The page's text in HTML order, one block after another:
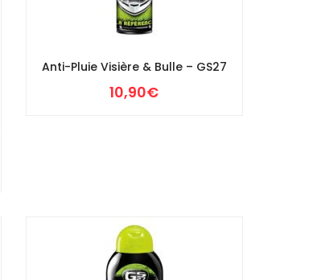
Anti-Pluie Visière & Bulle – GS27
10,90€